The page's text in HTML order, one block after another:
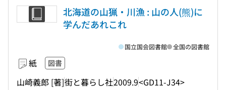
北海道の山猟・川漁 : 山の人(熊)に
学んだあれこれ
紙 図書
山崎義郎 [著]街と暮らし社2009.9<GD11-J34>
国立国会図書館 全国の図書館